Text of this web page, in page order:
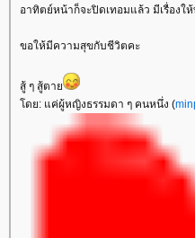
อาทิตย์หน้าก็จะปิดเทอมแล้ว มีเรื่องใ
ขอให้มีความสุขกับชีวิตคะ
สู้ ๆ สู้ตา
ดย: แค่ผู้หญิงธรรมดา ๆ คนหนึ่ง (